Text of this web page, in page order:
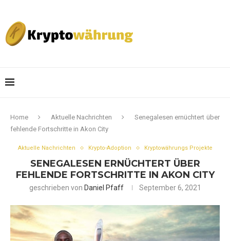
Home Aktuelle Nachrichten
Senegalesen ernüchtert über
fehlende Fortschritte in Akon City
Aktuelle Nachrichten Krypto-Adoption Kryptowährungs Projekte
SENEGALESEN ERNÜCHTERT ÜBER
FEHLENDE FORTSCHRITTE IN AKON CITY
geschrieben von Daniel Pfaff September 6, 2021